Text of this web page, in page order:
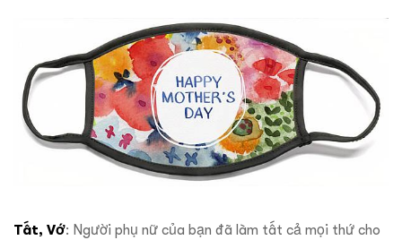
Tất, Vớ: Người phụ nữ của bạn đã làm tất cả mọi thứ cho